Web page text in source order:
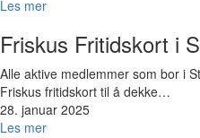
Les mer
Friskus Fritidskort i
Alle aktive medlemmer som bor i
Friskus fritidskort til å dekke…
28. januar 2025
Les mer